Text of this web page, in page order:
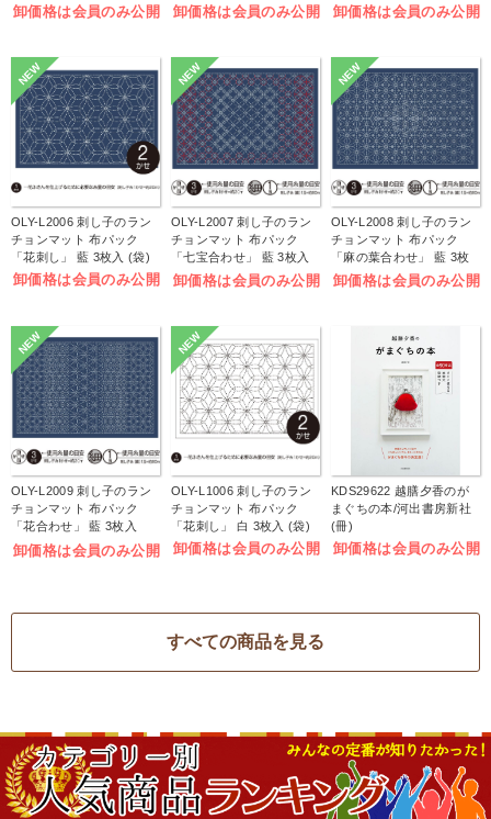
(袋)
卸価格は会員のみ公開 入 (袋)
卸価格は会員のみ公開 (袋)
卸価格は会員のみ公開
NEW
OLY-L2006 刺し子のラン
チョンマット 布パック
「花刺し」 藍 3枚入 (袋)
卸価格は会員のみ公開
NEW
OLY-L2007 刺し子のラン
チョンマット 布パック
「七宝合わせ」 藍 3枚入
(袋)
卸価格は会員のみ公開
NEW
OLY-L2008 刺し子のラン
チョンマット 布パック
「麻の葉合わせ」 藍 3枚
入 (袋)
卸価格は会員のみ公開
NEW
OLY-L2009 刺し子のラン
チョンマット 布パック
「花合わせ」 藍 3枚入
(袋)
卸価格は会員のみ公開
NEW
OLY-L1006 刺し子のラン
チョンマット 布パック
「花刺し」 白 3枚入 (袋)
卸価格は会員のみ公開
KDS29622 越膳夕香のが
まぐちの本/河出書房新社
(冊)
卸価格は会員のみ公開
すべての商品を見る